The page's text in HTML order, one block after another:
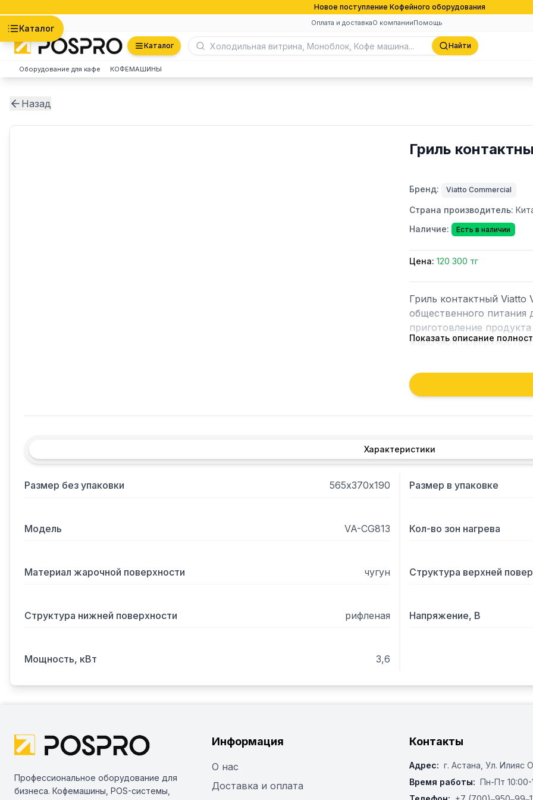
Новое поступление Кофейного оборудования
Оплата и доставкаО компанииПомощь
Каталог
Каталог Найти
Оборудование для кафе КОФЕМАШИНЫ
Назад
Гриль
Бренд: Viatto Commercial
Страна производитель:
Наличие:
Есть в наличии
Цена: 120 300 тг
Гриль контактный Viatto
общественного
приготовление
жарочной
добавления лишнего
пригорает, сохраняя
Гриль имеет 2 верхние
терморегуляторами для
210х230мм.
Показать описание
Характеристики
Размер без упаковки 565х370х190 Размер в упаковке
Модель VA-CG813 Кол-во зон нагрева
Материал жарочной поверхности чугун Структура верхней
Структура нижней поверхности рифленая Напряжение, В
Мощность, кВт 3,6
Профессиональное оборудование для
бизнеса. Кофемашины, POS-системы,
Информация
О нас
Доставка и оплата
Контакты
Адрес: г. Астана, ​Ул. Илияс
Время работы: Пн-Пт 10:00-